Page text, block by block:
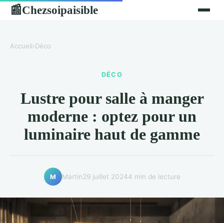
📰Chezsoipaisible
Accueil›Déco
DÉCO
Lustre pour salle à manger
moderne : optez pour un
luminaire haut de gamme
M Martin29 juillet 20244 min de lecture